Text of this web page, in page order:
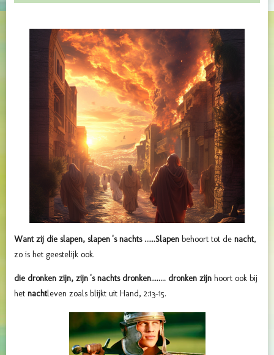
Want zij die slapen, slapen 's nachts ......Slapen behoort tot de nacht,
zo is het geestelijk ook.
die dronken zijn, zijn 's nachts dronken........ dronken zijn hoort ook bij
het nachtleven zoals blijkt uit Hand, 2:13-15.